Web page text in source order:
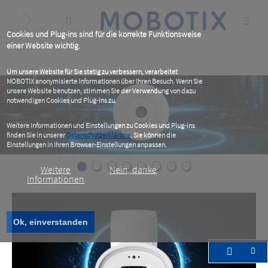
Cookies und Plug-ins sind für die korrekte Funktionsweise
einer Website wichtig.
Um unsere Website für Sie stetig zu verbessern, verarbeitet
MOBOTIX anonymisierte Informationen über Ihren Besuch. Wenn Sie
unsere Website benutzen, stimmen Sie der Verwendung von dazu
notwendigen Cookies und Plug-ins zu.
Weitere Informationen und Einstellungen zu Cookies und Plug-ins
finden Sie in unsererDatenschutzerklärung. Sie können die
Einstellungen in Ihren Browser-Einstellungen anpassen.
Weitere
Informationen
Nein, danke
Ok, einverstanden
content